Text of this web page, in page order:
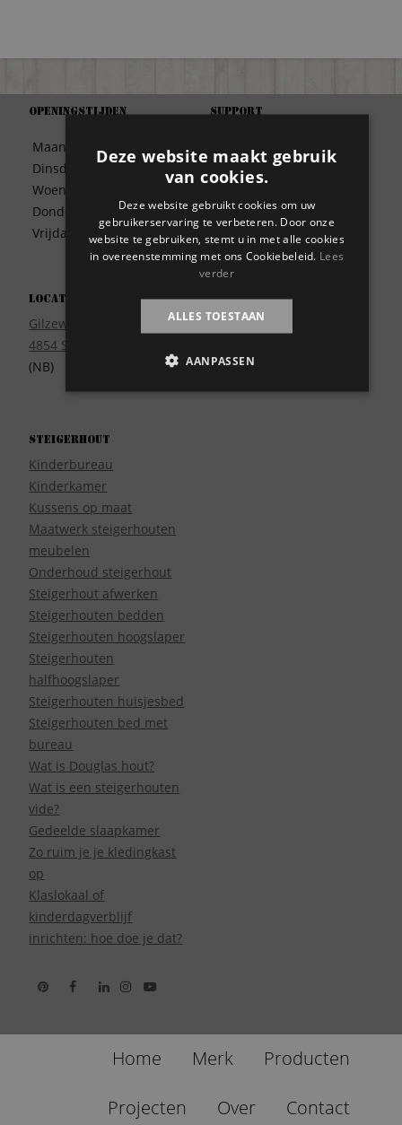
Openingstijden
Maandag
Dinsdag
Woensdag
Donderdag
Vrijdag
09:30 – 17:00
09:30 – 17:00
09:30 – 17:00
09:30 – 17:00
Locatie
Gilzeweg 17
4854 SE Bavel
(NB)
Support
Betaalwijze
Bezorgen
Contact
Disclaimer
Garantie
Meest gestelde vragen
Wie zijn wij?
Steigerhout
Kinderbureau
Kinderkamer
Kussens op maat
Maatwerk steigerhouten
meubelen
Onderhoud steigerhout
Steigerhout afwerken
Steigerhouten bedden
Steigerhouten hoogslaper
Steigerhouten
halfhoogslaper
Steigerhouten huisjesbed
Steigerhouten bed met
bureau
Wat is Douglas hout?
Wat is een steigerhouten
vide?
Gedeelde slaapkamer
Zo ruim je je kledingkast
op
Klaslokaal of
kinderdagverblijf
inrichten: hoe doe je dat?
Home Merk Producten
Projecten Over Contact
Deze website maakt gebruik
van cookies.
Deze website gebruikt cookies om uw
gebruikerservaring te verbeteren. Door onze
website te gebruiken, stemt u in met alle cookies
in overeenstemming met ons Cookiebeleid. Lees
verder
ALLES TOESTAAN
AANPASSEN